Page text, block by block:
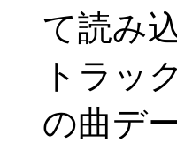
て読み
トラッ
の曲デ